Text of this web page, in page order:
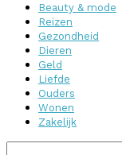
Beauty & mode
Reizen
Gezondheid
Dieren
Geld
Liefde
Ouders
Wonen
Zakelijk